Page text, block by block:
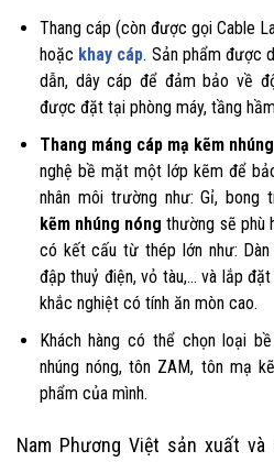
Thang cáp (còn được gọi Cable
hoặc khay cáp. Sản phẩm được
dẫn, dây cáp để đảm bảo về
được đặt tại phòng máy, tầng
Thang máng cáp mạ kẽm
nghệ bề mặt một lớp kẽm để
nhân môi trường như: Gỉ, bong
kẽm nhúng nóng thường sẽ phù
có kết cấu từ thép lớn như:
đập thuỷ điện, vỏ tàu,… và lắp
khắc nghiệt có tính ăn mòn cao.
Khách hàng có thể chọn loại
nhúng nóng, tôn ZAM, tôn mạ
phẩm của mình.
Nam Phương Việt sản xuất